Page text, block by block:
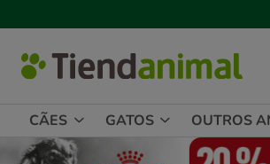
CÃES GATOS OUTROS